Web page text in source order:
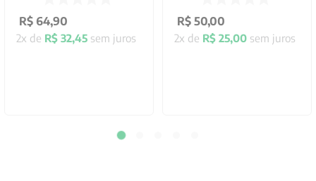
R$ 64,90
2x de R$ 32,45 sem juros
R$ 50,00
2x de R$ 25,00 sem juros